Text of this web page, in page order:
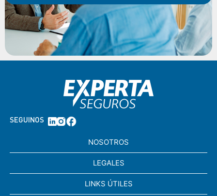
SEGUINOS
NOSOTROS
LEGALES
LINKS ÚTILES